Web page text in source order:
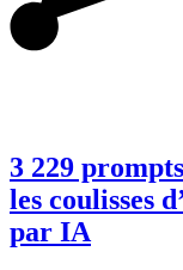
3 229
les coulisses
par IA